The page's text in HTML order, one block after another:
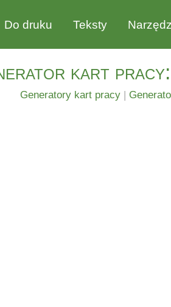
Do druku Teksty
kart
Generatory kart pracy |